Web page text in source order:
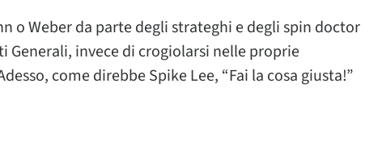
o Weber da parte degli strateghi e degli spin doctor
Generali, invece di crogiolarsi nelle proprie
come direbbe Spike Lee, “Fai la cosa giusta!”